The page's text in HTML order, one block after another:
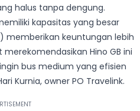
halus tanpa dengung.
kapasitas yang besar
memberikan keuntungan lebih
Hino GB ini
bus medium yang efisien
Kurnia, owner PO Travelink.